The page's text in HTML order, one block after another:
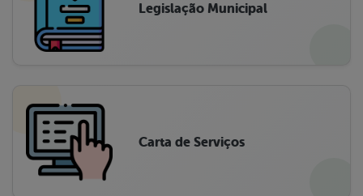
Legislação Municipal
Carta de Serviços